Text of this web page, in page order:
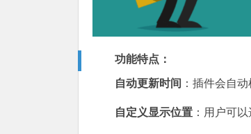
功能特点：
自动更新时间 ：插件会自
自定义显示位置 ：用户可